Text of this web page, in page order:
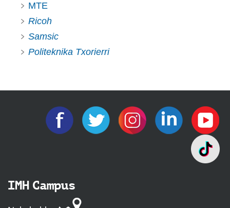
MTE
Ricoh
Samsic
Politeknika Txorierri
IMH Campus